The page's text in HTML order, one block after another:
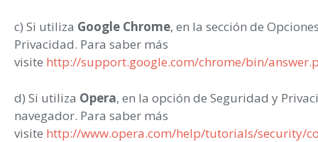
c) Si utiliza Google Chrome, en la sección de
Privacidad. Para saber más
visite http://support.google.com/chrome/bin/
d) Si utiliza Opera, en la opción de Seguridad y
navegador. Para saber más
visite http://www.opera.com/help/tutorials/security/